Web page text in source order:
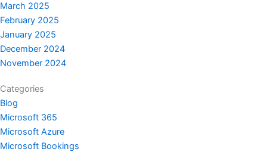
March 2025
February 2025
January 2025
December 2024
November 2024
Categories
Blog
Microsoft 365
Microsoft Azure
Microsoft Bookings